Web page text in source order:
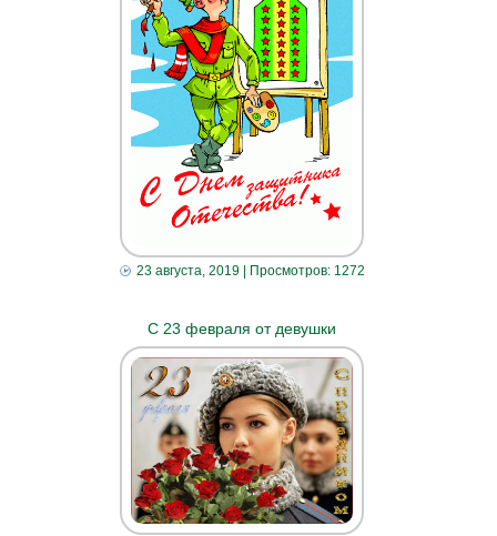
23 августа, 2019| Просмотров: 1272
С 23 февраля от девушки